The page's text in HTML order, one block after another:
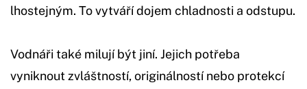
lhostejným. To vytváří dojem chladnosti a odstupu.
Vodnáři také milují být jiní. Jejich potřeba
vyniknout zvláštností, originálností nebo protekcí